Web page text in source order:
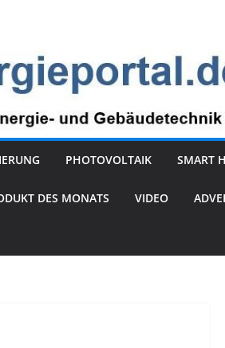
PHOTOVOLTAIK SMART
DES MONATS VIDEO